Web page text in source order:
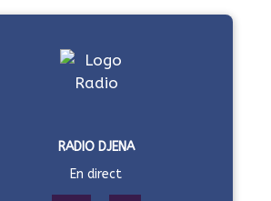
RADIO DJENA
En direct